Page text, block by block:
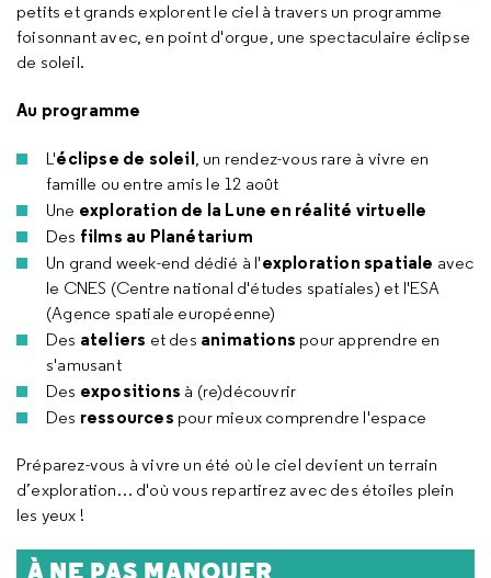
petits et grands explorent le ciel à travers un programme
foisonnant avec, en point d'orgue, une spectaculaire éclipse
de soleil.
Au programme
L'éclipse de soleil, un rendez-vous rare à vivre en
famille ou entre amis le 12 août
Une exploration de la Lune en réalité virtuelle
Des films au Planétarium
Un grand week-end dédié à l'exploration spatiale avec
le CNES (Centre national d'études spatiales) et l'ESA
(Agence spatiale européenne)
Des ateliers et des animations pour apprendre en
s'amusant
Des expositions à (re)découvrir
Des ressources pour mieux comprendre l'espace
Préparez-vous à vivre un été où le ciel devient un terrain
d’exploration… d'où vous repartirez avec des étoiles plein
les yeux !